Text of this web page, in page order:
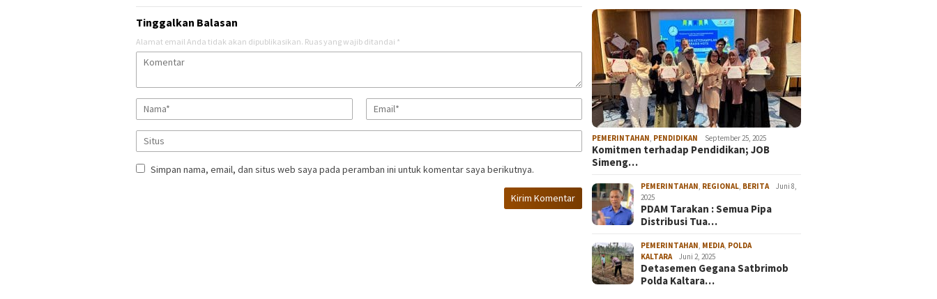
Tinggalkan Balasan
Alamat email Anda tidak akan dipublikasikan. Ruas yang wajib ditandai *
Simpan nama, email, dan situs web saya pada peramban ini untuk komentar saya berikutnya.
PEMERINTAHAN PENDIDIKAN September 25, 2025
Komitmen terhadap Pendidikan; JOB
Simeng…
PEMERINTAHAN REGIONAL BERITA
Juni 8,
2025
PDAM Tarakan : Semua Pipa
Distribusi Tua…
PEMERINTAHAN MEDIA POLDA
KALTARA
Juni 2, 2025
Detasemen Gegana Satbrimob
Polda Kaltara…